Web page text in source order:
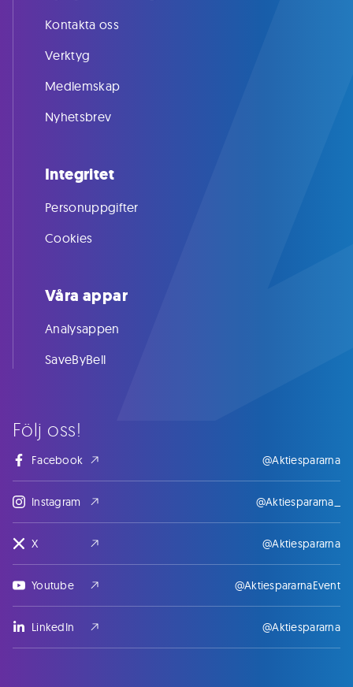
Följ oss!
Facebook @Aktiespararna
Instagram @Aktiespararna_
X @Aktiespararna
Youtube @AktiespararnaEvent
LinkedIn @Aktiespararna
Kontakta oss
Verktyg
Medlemskap
Nyhetsbrev
Integritet
Personuppgifter
Cookies
Våra appar
Analysappen
SaveByBell